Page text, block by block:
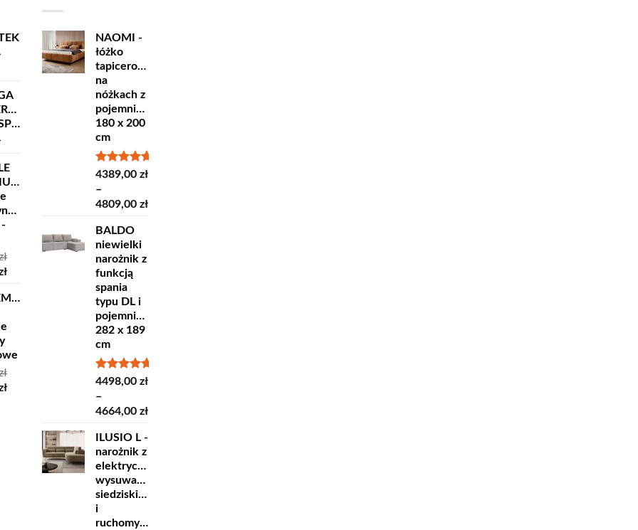
Aktualna
wynosi:
Aktualna
16,80 zł.
NAOMI -
łóżko
tapicerowane
na
nóżkach z
pojemnikiem
180 x 200
cm
Oceniono
4389,00 zł
–
4809,00 złZakres
BALDO
niewielki
narożnik z
funkcją
spania
typu DL i
pojemnikiem
282 x 189
cm
Oceniono
4498,00 zł
–
4664,00 złZakres
ILUSIO L -
narożnik z
elektrycznie
wysuwanym
siedziskiem
i
ruchomymi